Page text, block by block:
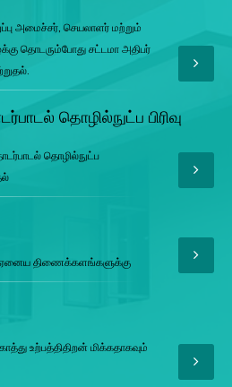
அமைச்சர், செயலாளர் மற்றும்
தொடரும்போது சட்டமா அதிபர்
தொழில்நுட்ப பிரிவு
தொழில்நுட்ப
ஏனைய திணைக்களங்களுக்கு
உற்பத்திதிறன் மிக்கதாகவும்